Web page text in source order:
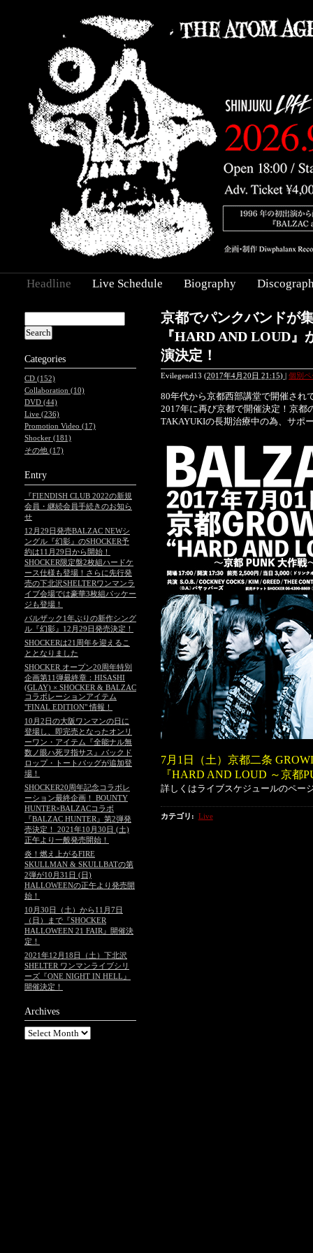
Headline Live Schedule Biography
京都でパンクバンドが
『HARD AND LOUD
演決定！
Evilegend13 (2017年4月20日 21:15) | 個別ペ
80年代から京都西部講堂で開催され
2017年に再び京都で開催決定！京都
TAKAYUKIの長期治療中の為、サポ
7月1日（土）京都二条
『HARD AND LOUD ～京都
詳しくはライブスケジュールのペー
カテゴリ : Live
Categories
CD (152)
Collaboration (10)
DVD (44)
Live (236)
Promotion Video (17)
Shocker (181)
その他 (17)
Entry
『FIENDISH CLUB 2022の新規
会員・継続会員手続きのお知ら
せ
12月29日発売BALZAC NEWシ
ングル『幻影』のSHOCKER予
約は11月29日から開始！
SHOCKER限定盤2枚組ハードケ
ース仕様も登場！さらに先行発
売の下北沢SHELTERワンマンラ
イブ会場では豪華3枚組パッケー
ジも登場！
バルザック1年ぶりの新作シング
ル『幻影』12月29日発売決定！
SHOCKERは21周年を迎えるこ
ととなりました
SHOCKER オープン20周年特別
企画第11弾最終章：HISASHI
(GLAY) × SHOCKER & BALZAC
コラボレーションアイテム
"FINAL EDITION" 情報！
10月2日の大阪ワンマンの日に
登場し、即完売となったオンリ
ーワン・アイテム『全能ナル無
数ノ眼ハ死ヲ指サス』バックド
ロップ・トートバッグが追加登
場！
SHOCKER20周年記念コラボレ
ーション最終企画！ BOUNTY
HUNTER×BALZACコラボ
『BALZAC HUNTER』第2弾発
売決定！ 2021年10月30日 (土)
正午より一般発売開始！
炎！燃え上がるFIRE
SKULLMAN & SKULLBATの第
2弾が10月31日 (日)
HALLOWEENの正午より発売開
始！
10月30日（土）から11月7日
（日）まで『SHOCKER
HALLOWEEN 21 FAIR』開催決
定！
2021年12月18日（土）下北沢
SHELTER ワンマンライブシリ
ーズ『ONE NIGHT IN HELL』
開催決定！
Archives